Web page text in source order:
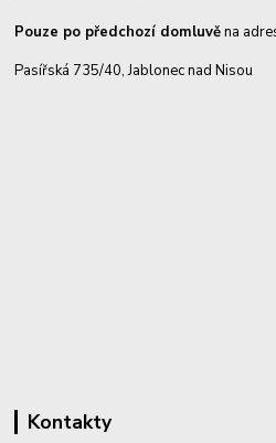
Pouze po předchozí domluvěna
Pasířská 735/40, Jablonec nad Nisou
Kontakty